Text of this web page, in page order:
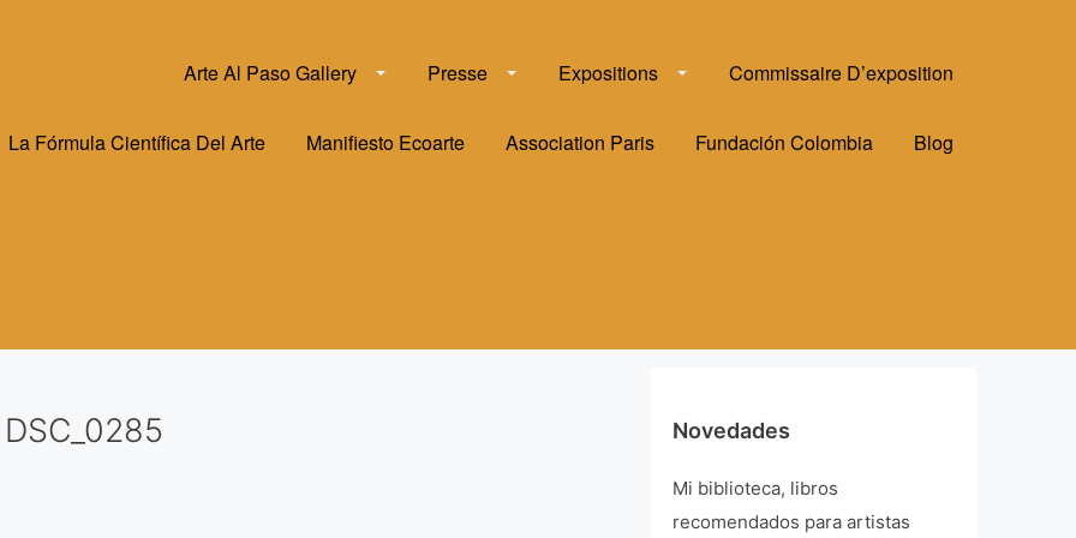
Arte Al Paso Gallery Presse Expositions Commissaire D’exposition
La Fórmula Científica Del Arte Manifiesto Ecoarte Association Paris Fundación Colombia Blog
DSC_0285 Novedades
Mi biblioteca, libros
recomendados para artistas